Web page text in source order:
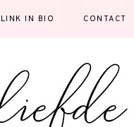
LINK IN BIO CONTACT